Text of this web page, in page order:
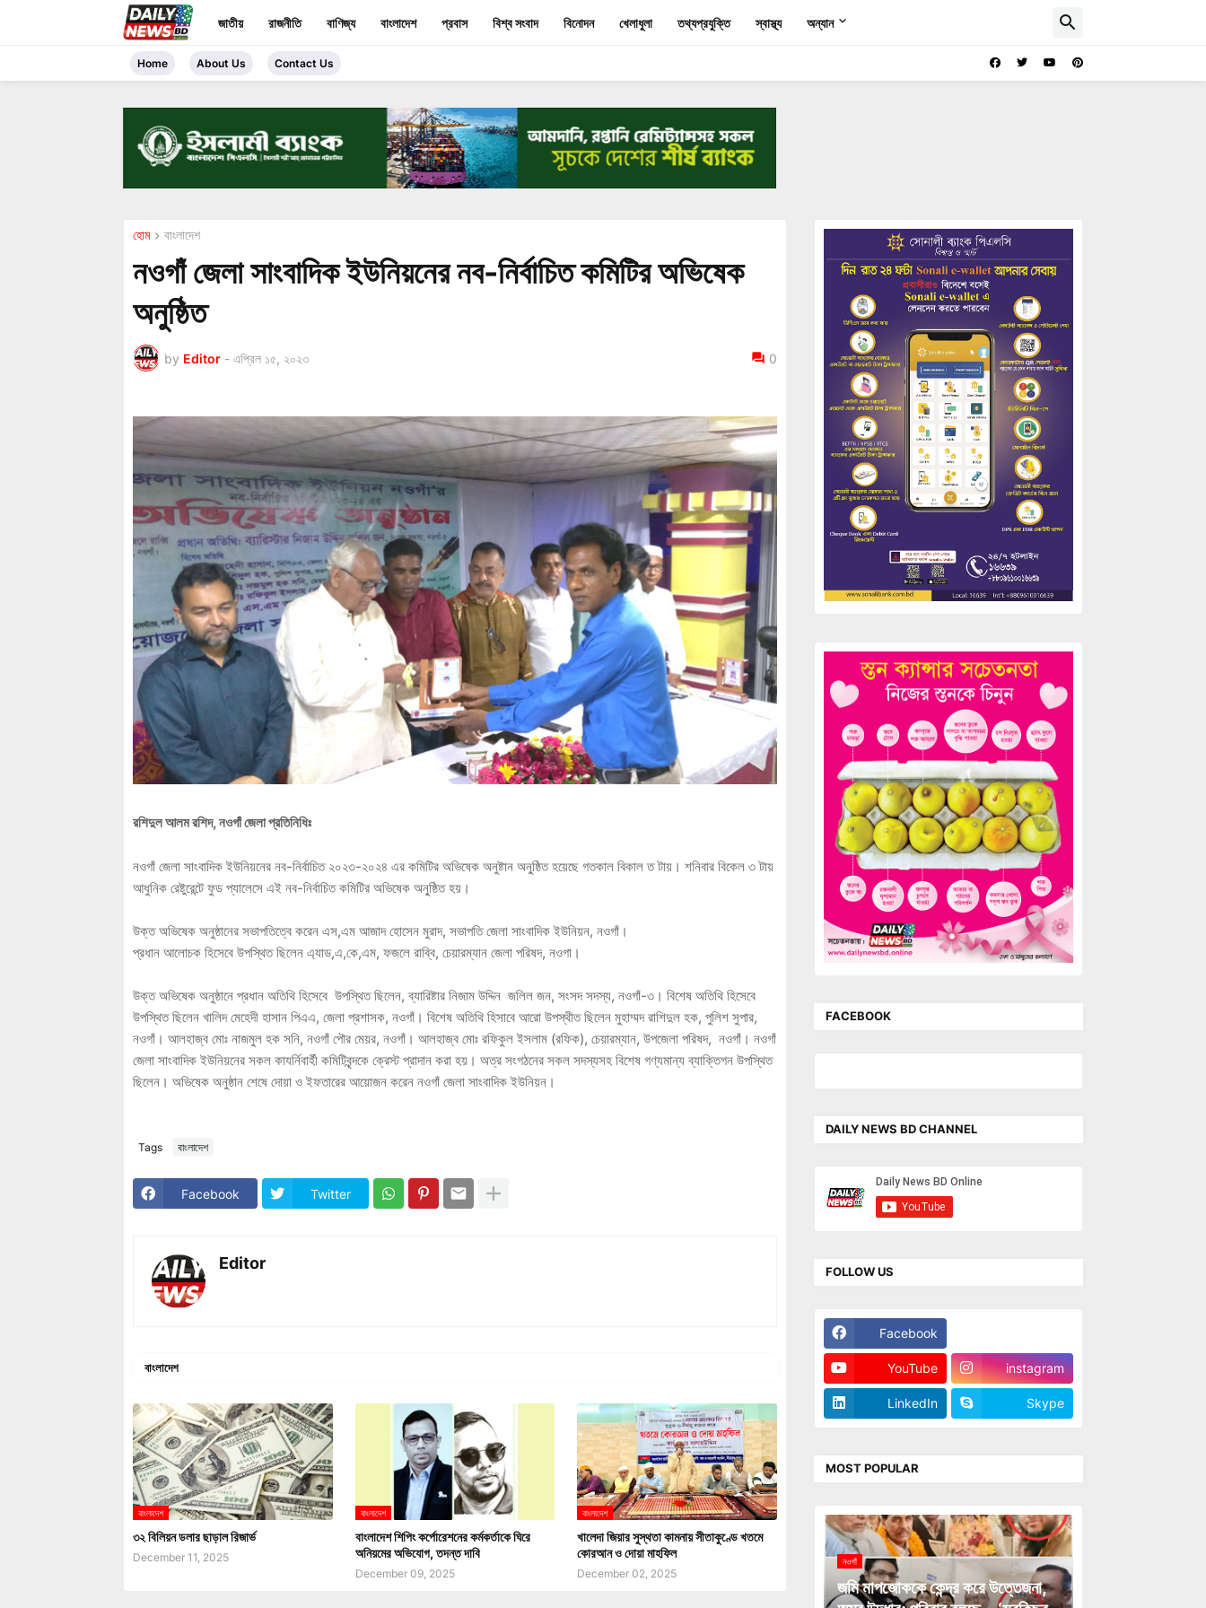
জাতীয় রাজনীতি বাণিজ্য বাংলাদেশ প্রবাস বিশ্ব সংবাদ বিনোদন খেলাধুলা তথ্যপ্রযুক্তি স্বাস্থ্য অন্যান
Home About Us Contact Us
হোম বাংলাদেশ
নওগাঁ জেলা সাংবাদিক ইউনিয়নের নব-নির্বাচিত কমিটির অভিষেক
অনুষ্ঠিত
by Editor - এপ্রিল ১৫, ২০২৩ 0
রশিদুল আলম রশিদ, নওগাঁ জেলা প্রতিনিধিঃ
নওগাঁ জেলা সাংবাদিক ইউনিয়নের নব-নির্বাচিত ২০২৩-২০২৪ এর কমিটির অভিষেক অনুষ্টান অনু্ষ্ঠিত হয়েছে গতকাল বিকাল ত টায়। শনিবার বিকেল ৩ টায়
আধুনিক রেষ্টুরেন্টে ফুড প্যালেসে এই নব-নির্বাচিত কমিটির অভিষেক অনু্ষ্ঠিত হয়।
উক্ত অভিষেক অনুষ্ঠানের সভাপতিত্বে করেন এস,এম আজাদ হোসেন মুরাদ, সভাপতি জেলা সাংবাদিক ইউনিয়ন, নওগাঁ।
প্রধান আলোচক হিসেবে উপস্থিত ছিলেন এ্যাড,এ,কে,এম, ফজলে রাব্বি, চেয়ারম্যান জেলা পরিষদ, নওগা।
উক্ত অভিষেক অনুষ্ঠানে প্রধান অতিথি হিসেবে উপস্থিত ছিলেন, ব্যারিষ্টার নিজাম উদ্দিন জলিল জন, সংসদ সদস্য, নওগাঁ-৩। বিশেষ অতিথি হিসেবে
উপস্থিত ছিলেন খালিদ মেহেদী হাসান পিএএ, জেলা প্রশাসক, নওগাঁ। বিশেষ অতিথি হিসাবে আরো উপস্থীত ছিলেন মুহাম্মদ রাশিদুল হক, পুলিশ সুপার,
নওগাঁ। আলহাজ্ব মোঃ নাজমুল হক সনি, নওগাঁ পৌর মেয়র, নওগাঁ। আলহাজ্ব মোঃ রফিকুল ইসলাম (রফিক), চেয়ারম্যান, উপজেলা পরিষদ, নওগাঁ। নওগাঁ
জেলা সাংবাদিক ইউনিয়নের সকল কাযর্নিবার্হী কমিটিবৃন্দকে ক্রেস্ট প্রাদান করা হয়। অত্র সংগঠনের সকল সদস্যসহ বিশেষ গণ্যমান্য ব্যাক্তিগন উপস্থিত
ছিলেন। অভিষেক অনুষ্ঠান শেষে দোয়া ও ইফতারের আয়োজন করেন নওগাঁ জেলা সাংবাদিক ইউনিয়ন।
Tags বাংলাদেশ
Facebook Twitter
Editor
বাংলাদেশ
বাংলাদেশ
৩২ বিলিয়ন ডলার ছাড়াল রিজার্ভ
December 11, 2025
বাংলাদেশ
বাংলাদেশ শিপিং কর্পোরেশনের কর্মকর্তাকে ঘিরে
অনিয়মের অভিযোগ, তদন্ত দাবি
December 09, 2025
বাংলাদেশ
খালেদা জিয়ার সুস্থতা কামনায় সীতাকুণ্ডে খতমে
কোরআন ও দোয়া মাহফিল
December 02, 2025
FACEBOOK
DAILY NEWS BD CHANNEL
FOLLOW US
Facebook
YouTube instagram
LinkedIn Skype
MOST POPULAR
নওগাঁ
জমি মাপজোককে কেন্দ্র করে উত্তেজনা,